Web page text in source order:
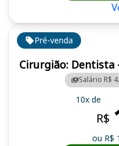
Pré-venda
Cirurgião: Dentista
Salário R$
10x de
R$
ou R$